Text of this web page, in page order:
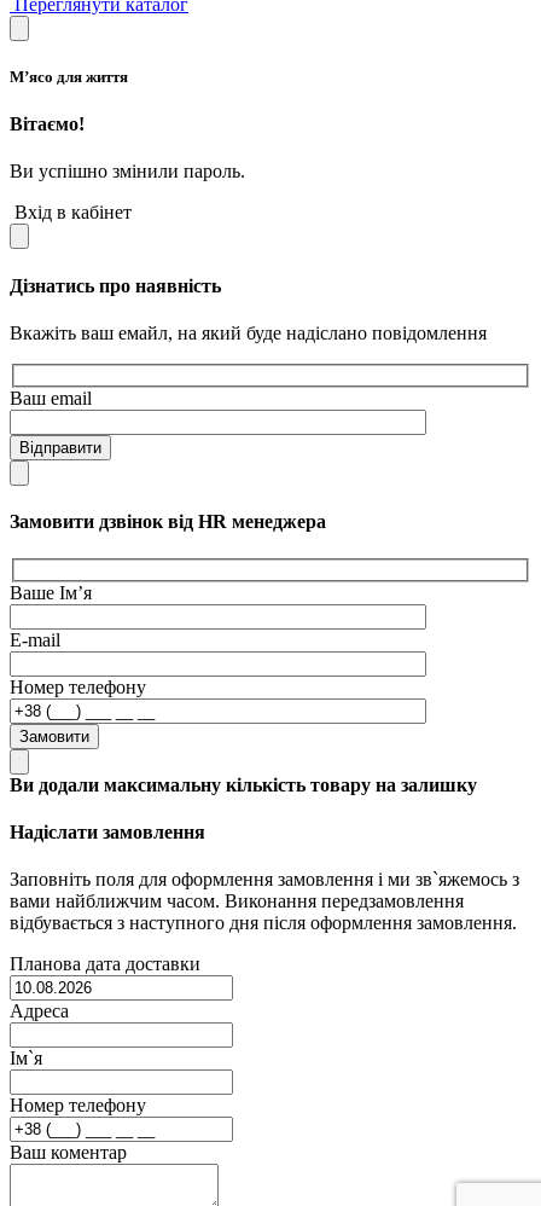
М’ясо для життя
Вітаємо!
Ви успішно змінили пароль.
Вхід в кабінет
Дізнатись про наявність
Вкажіть ваш емайл, на який буде надіслано повідомлення
Ваш email
Відправити
Замовити дзвінок від HR менеджера
Ваше Ім’я
E-mail
Номер телефону
Замовити
Ви додали максимальну кількість товару на залишку
Надіслати замовлення
Заповніть поля для оформлення замовлення і ми зв`яжемось з
вами найближчим часом. Виконання передзамовлення
відбувається з наступного дня після оформлення замовлення.
Планова дата доставки
Адреса
Ім`я
Номер телефону
Ваш коментар